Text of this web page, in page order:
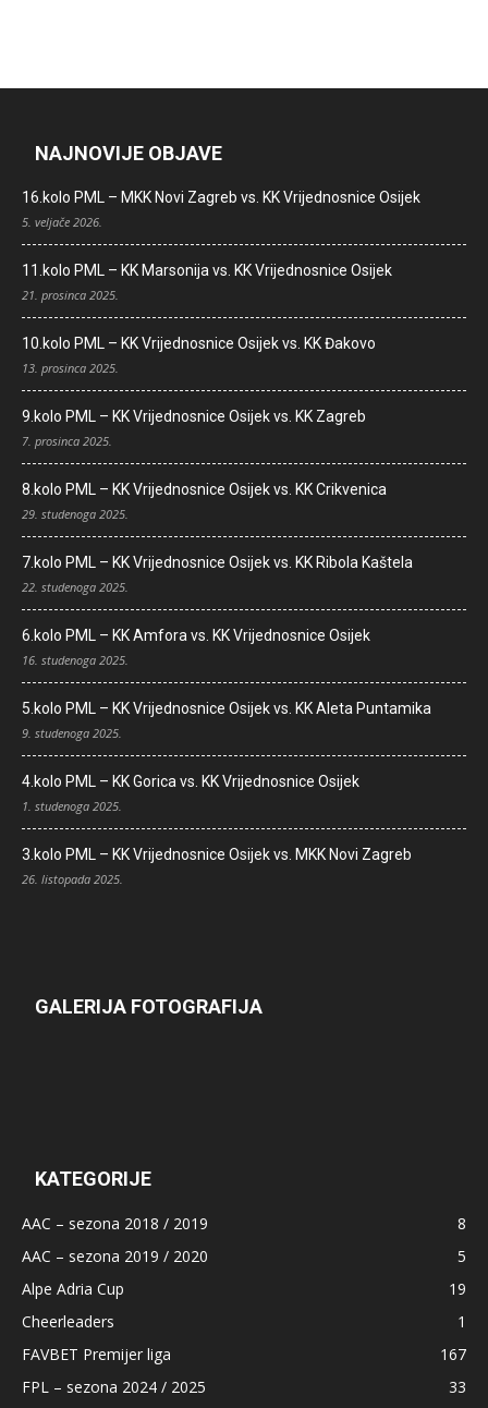
NAJNOVIJE OBJAVE
16.kolo PML – MKK Novi Zagreb vs. KK Vrijednosnice Osijek
5. veljače 2026.
11.kolo PML – KK Marsonija vs. KK Vrijednosnice Osijek
21. prosinca 2025.
10.kolo PML – KK Vrijednosnice Osijek vs. KK Đakovo
13. prosinca 2025.
9.kolo PML – KK Vrijednosnice Osijek vs. KK Zagreb
7. prosinca 2025.
8.kolo PML – KK Vrijednosnice Osijek vs. KK Crikvenica
29. studenoga 2025.
7.kolo PML – KK Vrijednosnice Osijek vs. KK Ribola Kaštela
22. studenoga 2025.
6.kolo PML – KK Amfora vs. KK Vrijednosnice Osijek
16. studenoga 2025.
5.kolo PML – KK Vrijednosnice Osijek vs. KK Aleta Puntamika
9. studenoga 2025.
4.kolo PML – KK Gorica vs. KK Vrijednosnice Osijek
1. studenoga 2025.
3.kolo PML – KK Vrijednosnice Osijek vs. MKK Novi Zagreb
26. listopada 2025.
GALERIJA FOTOGRAFIJA
KATEGORIJE
AAC – sezona 2018 / 2019
8
AAC – sezona 2019 / 2020
5
Alpe Adria Cup
19
Cheerleaders
1
FAVBET Premijer liga
167
FPL – sezona 2024 / 2025
33